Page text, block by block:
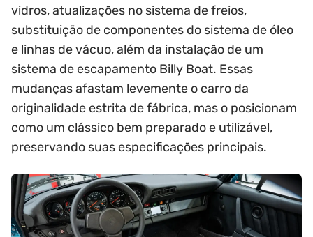
vidros, atualizações no sistema de freios,
substituição de componentes do sistema de óleo
e linhas de vácuo, além da instalação de um
sistema de escapamento Billy Boat. Essas
mudanças afastam levemente o carro da
originalidade estrita de fábrica, mas o posicionam
como um clássico bem preparado e utilizável,
preservando suas especificações principais.